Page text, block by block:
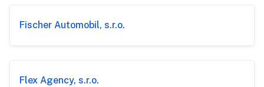
Fischer Automobil, s.r.o.
Flex Agency, s.r.o.